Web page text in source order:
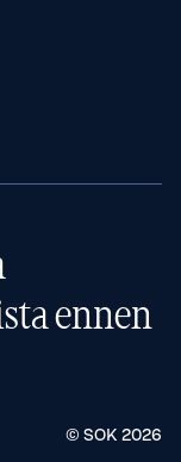
ennen
© SOK 2026